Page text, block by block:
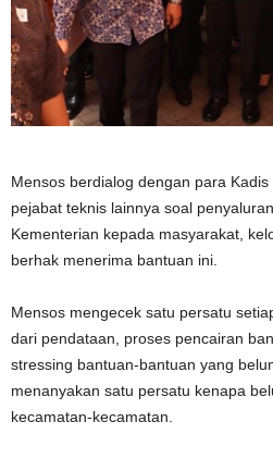
Mensos berdialog dengan para
pejabat teknis lainnya soal
Kementerian kepada masyarakat,
berhak menerima bantuan ini.
Mensos mengecek satu persatu
dari pendataan, proses pencairan
stressing bantuan-bantuan yang
menanyakan satu persatu kenapa
kecamatan-kecamatan.